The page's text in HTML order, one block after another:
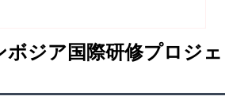
ジア国際研修プロジェ